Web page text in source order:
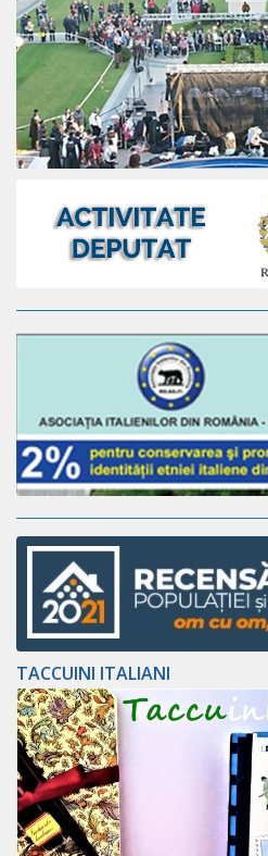
TACCUINI ITALIANI